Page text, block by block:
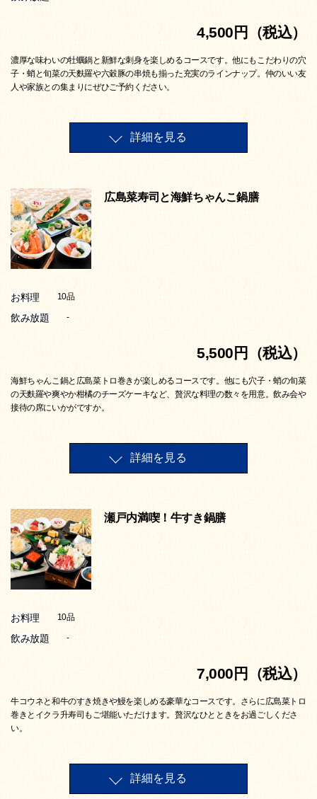
4,500円（税込）
濃厚な味わいの牡蠣鍋と新鮮な刺身を楽しめるコースです。他にもこだわりの穴
子・蛸と旬菜の天麩羅や六穀豚の串焼も揃った充実のラインナップ。仲のいい友
人や家族との集まりにぜひご予約ください。
詳細を見る
広島菜寿司と海鮮ちゃんこ鍋膳
お料理 10品
飲み放題 -
5,500円（税込）
海鮮ちゃんこ鍋と広島菜トロ巻きが楽しめるコースです。他にも穴子・蛸の旬菜
の天麩羅や爽やか柑橘のチーズケーキなど、贅沢な料理の数々を用意。飲み会や
接待の席にいかがですか。
詳細を見る
瀬戸内満喫！牛すき鍋膳
お料理 10品
飲み放題 -
7,000円（税込）
牛コウネと和牛のすき焼きや鰻を楽しめる豪華なコースです。さらに広島菜トロ
巻きとイクラ升寿司もご堪能いただけます。贅沢なひとときをお過ごしくださ
い。
詳細を見る